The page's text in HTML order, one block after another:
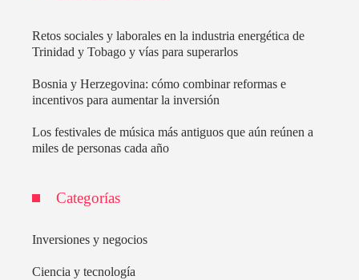
Retos sociales y laborales en la industria energética de
Trinidad y Tobago y vías para superarlos
Bosnia y Herzegovina: cómo combinar reformas e
incentivos para aumentar la inversión
Los festivales de música más antiguos que aún reúnen a
miles de personas cada año
Categorías
Inversiones y negocios
Ciencia y tecnología